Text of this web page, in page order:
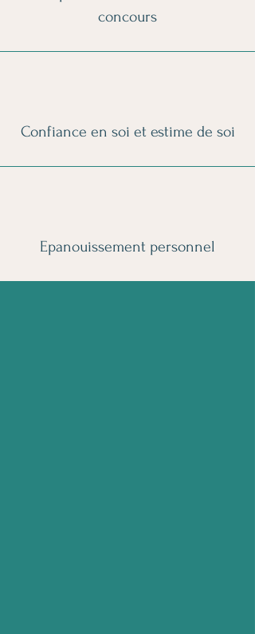
concours
Confiance en soi et estime de soi
Epanouissement personnel